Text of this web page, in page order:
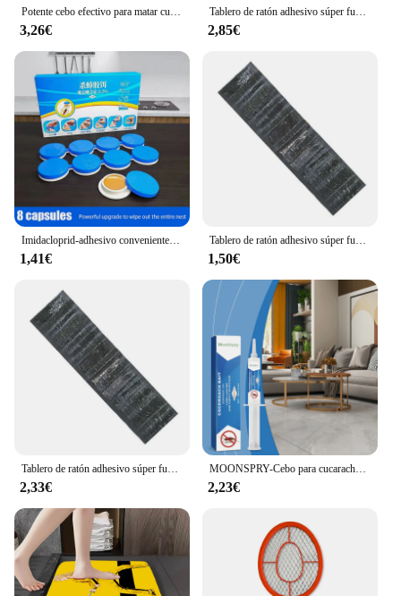
Potente cebo efectivo para matar cucarachas, Gel de Control de cucarachas, trampa para cucarachas, jeringa nsecticida, herramienta antiplagas, productos de Control
3,26€
Tablero de ratón adhesivo súper fuerte, trampa para ratón, pegamento, tablero para ratas, no tóxico, ecológico, herramienta para matar plagas en el hogar, 120/60cm, 4 Uds.
2,85€
Imidacloprid-adhesivo conveniente para matar cucarachas, cebo de pegamento seguro para cucarachas de larga duración, no tóxico, 8 piezas
1,41€
Tablero de ratón adhesivo súper fuerte, trampa de ratón de gran tamaño, tablero de rata de pegamento, no tóxico, ecológico, también para matar plagas en el hogar, 120x28cm
1,50€
2,33€
MOONSPRY-Cebo para cucarachas en gel para interiores, cebo para matar cucarachas, para el hogar, cocina
2,23€